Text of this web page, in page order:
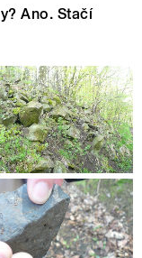
Ano. Stačí